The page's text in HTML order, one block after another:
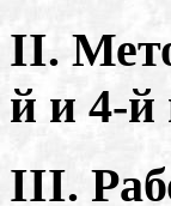
II.
й и 4-й
III.